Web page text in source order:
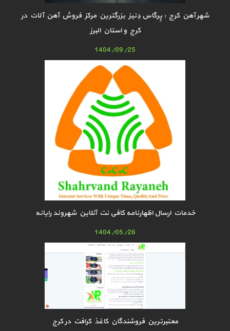
شهر آهن کرج : پِرگاس دِنیز بزرگترین مرکز فروش آهن آلات در
کرج و استان البرز
1404/09/25
خدمات ارسال اظهارنامه کافی نت آنلاین شهروند رایانه
1404/05/26
معتبرترین فروشندگان کاغذ کرافت در کرج